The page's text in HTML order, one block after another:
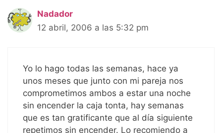
Nadador
12 abril, 2006 a las 5:32 pm
Yo lo hago todas las semanas, hace ya
unos meses que junto con mi pareja nos
comprometimos ambos a estar una noche
sin encender la caja tonta, hay semanas
que es tan gratificante que al día siguiente
repetimos sin encender. Lo recomiendo a